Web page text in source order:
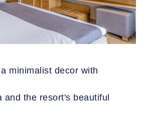
minimalist decor with
and the resort's beautiful